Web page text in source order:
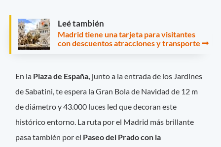
Leé también
Madrid tiene una tarjeta para visitantes
con descuentos atracciones y transporte
En la Plaza de España, junto a la entrada de los Jardines
de Sabatini, te espera la Gran Bola de Navidad de 12 m
de diámetro y 43.000 luces led que decoran este
histórico entorno. La ruta por el Madrid más brillante
pasa también por el Paseo del Prado con la